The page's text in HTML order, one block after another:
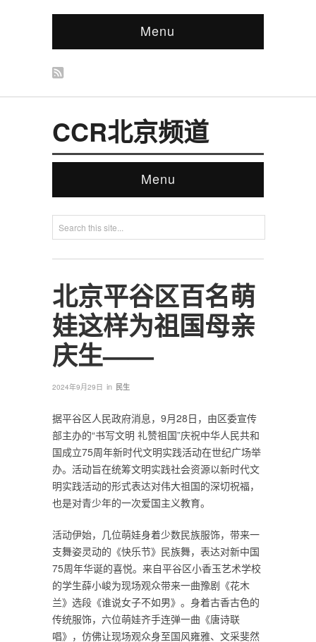
Menu
CCR北京频道
Menu
北京平谷区百名萌
娃这样为祖国母亲
庆生——
2024年9月29日 in 民生
据平谷区人民政府消息，9月28日，由区委宣传
部主办的“书写文明 礼赞祖国”庆祝中华人民共和
国成立75周年新时代文明实践活动在世纪广场举
办。活动旨在统筹文明实践社会资源以新时代文
明实践活动的形式表达对伟大祖国的深切祝福，
也是对青少年的一次爱国主义教育。
活动伊始，几位萌娃身着少数民族服饰，带来一
支舞姿灵动的《快乐节》民族舞，表达对新中国
75周年华诞的喜悦。来自平谷区小香玉艺术学校
的学生薛小峻为现场观众带来一曲豫剧《花木
兰》选段《谁说女子不如男》。身着古香古色的
传统服饰，六位萌娃齐手连弹一曲《唐诗联
唱》，仿佛让现场观众身至国风雍雅、文采斐然